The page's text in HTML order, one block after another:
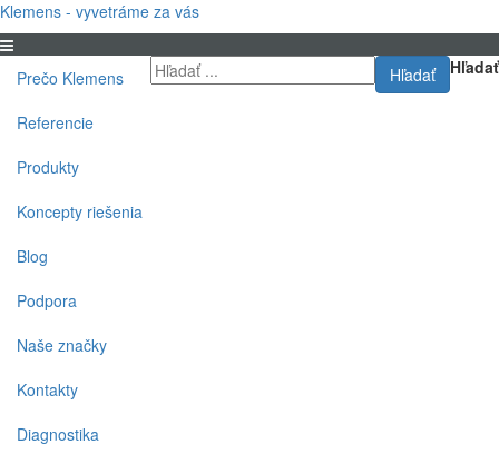
Klemens - vyvetráme za vás
Hľadať
Hľadať
Prečo Klemens
Referencie
Produkty
Koncepty riešenia
Blog
Podpora
Naše značky
Kontakty
Diagnostika